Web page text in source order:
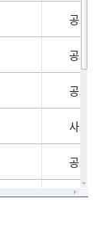
공모채권
공모채권
공모채권
사모채권
공모채권
공모채권